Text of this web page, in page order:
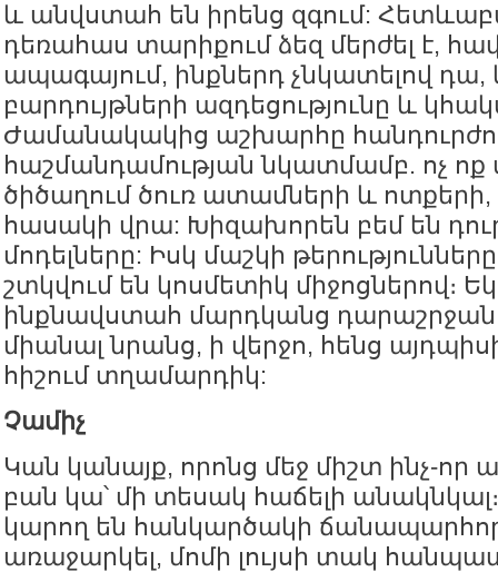
և անվստահ են իրենց զգում:
դեռահաս տարիքում ձեզ մերժել է,
ապագայում, ինքներդ չնկատելով դա,
բարդույթների ազդեցությունը և
Ժամանակակից աշխարհը
հաշմանդամության նկատմամբ. ոչ ոք
ծիծաղում ծուռ ատամների և ոտքերի,
հասակի վրա: Խիզախորեն բեմ են
մոդելները: Իսկ մաշկի
շտկվում են կոսմետիկ միջոցներով։
ինքնավստահ մարդկանց
միանալ նրանց, ի վերջո, հենց
հիշում տղամարդիկ:
Չամիչ
Կան կանայք, որոնց մեջ միշտ ինչ-
բան կա՝ մի տեսակ հաճելի
կարող են հանկարծակի
առաջարկել, մոմի լույսի տակ